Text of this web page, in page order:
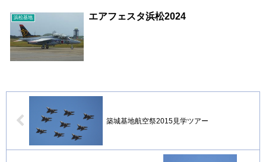
浜松基地 エアフェスタ浜松2024
築城基地航空祭2015見学ツアー